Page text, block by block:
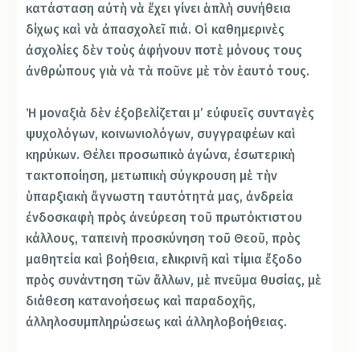
κατάσταση αὐτὴ νὰ ἔχει γίνει ἁπλὴ συνήθεια
δίχως καὶ νὰ ἀπασχολεῖ πιά. Οἱ καθημερινὲς
ἀσχολίες δὲν τοὺς ἀφήνουν ποτὲ μόνους τους
ἀνθρώπους γιὰ νὰ τὰ ποῦνε μὲ τὸν ἑαυτό τους.
Ἡ μοναξιὰ δὲν ἐξοβελίζεται μ’ εὐφυεῖς συνταγὲς
ψυχολόγων, κοινωνιολόγων, συγγραφέων καὶ
κηρύκων. Θέλει προσωπικὸ ἀγώνα, ἐσωτερικὴ
τακτοποίηση, μετωπικὴ σύγκρουση μὲ τὴν
ὑπαρξιακὴ ἄγνωστη ταυτότητά μας, ἀνδρεία
ἐνδοσκαφὴ πρὸς ἀνεύρεση τοῦ πρωτόκτιστου
κάλλους, ταπεινὴ προσκύνηση τοῦ Θεοῦ, πρὸς
μαθητεία καὶ βοήθεια, εἰλικρινῆ καὶ τίμια ἔξοδο
πρὸς συνάντηση τῶν ἄλλων, μὲ πνεῦμα θυσίας, μὲ
διάθεση κατανοήσεως καὶ παραδοχῆς,
ἀλληλοσυμπληρώσεως καὶ ἀλληλοβοήθειας.